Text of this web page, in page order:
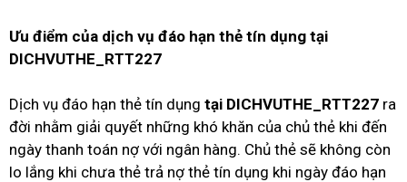
Ưu điểm của dịch vụ đáo hạn thẻ tín dụng tại
DICHVUTHE_RTT227
Dịch vụ đáo hạn thẻ tín dụng tại DICHVUTHE_RTT227 ra
đời nhằm giải quyết những khó khăn của chủ thẻ khi đến
ngày thanh toán nợ với ngân hàng. Chủ thẻ sẽ không còn
lo lắng khi chưa thẻ trả nợ thẻ tín dụng khi ngày đáo hạn